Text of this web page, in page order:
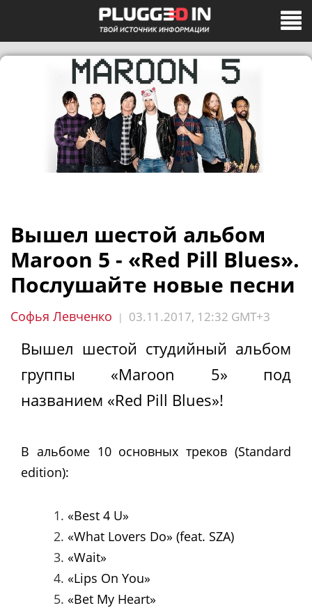
Вышел шестой альбом
Maroon 5 - «Red Pill Blues».
Послушайте новые песни
Софья Левченко | 03.11.2017, 12:32 GMT+3
Вышел шестой студийный альбом
группы «Maroon 5» под
названием «Red Pill Blues»!
В альбоме 10 основных треков (Standard
edition):
«Best 4 U»
«What Lovers Do» (feat. SZA)
«Wait»
«Lips On You»
«Bet My Heart»